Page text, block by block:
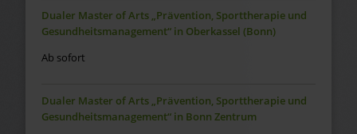
Dualer Master of Arts „Prävention, Sporttherapie und
Gesundheitsmanagement“ in Oberkassel (Bonn)
Ab sofort
Dualer Master of Arts „Prävention, Sporttherapie und
Gesundheitsmanagement“ in Bonn Zentrum